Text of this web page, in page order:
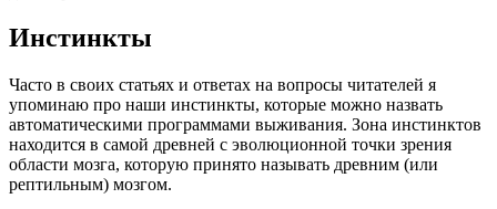
Инстинкты
Часто в своих статьях и ответах на вопросы читателей я
упоминаю про наши инстинкты, которые можно назвать
автоматическими программами выживания. Зона инстинктов
находится в самой древней с эволюционной точки зрения
области мозга, которую принято называть древним (или
рептильным) мозгом.